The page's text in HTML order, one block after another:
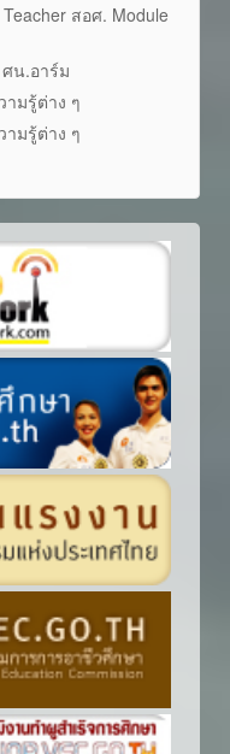
สอศ. Module
น.อาร์ม
มรู้ต่าง ๆ
มรู้ต่าง ๆ